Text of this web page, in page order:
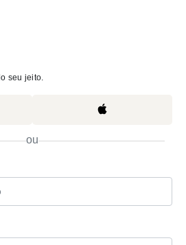
seu jeito.
ou